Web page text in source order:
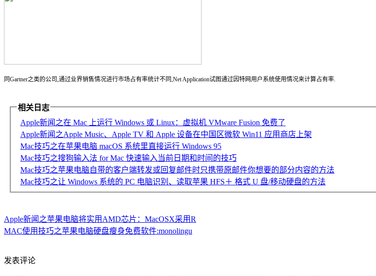
同Gartner之类的公司,通过业界销售情况进行市场占有率统计不同,Net Application试图通过因特网用户系统使用情况来计算占有率.
相关日志
Apple新闻之在 Mac 上运行 Windows 或 Linux：虚拟机 VMware Fusion 免费了
Apple新闻之Apple Music、Apple TV 和 Apple 设备在中国区微软 Win11 应用商店上架
Mac技巧之在苹果电脑 macOS 系统里直接运行 Windows 95
Mac技巧之搜狗输入法 for Mac 快速输入当前日期和时间的技巧
Mac技巧之苹果电脑自带的客户端转发或回复邮件时只携带原邮件你想要的部分内容的方法
Mac技巧之让 Windows 系统的 PC 电脑识别、读取苹果 HFS＋ 格式 U 盘/移动硬盘的方法
Apple新闻之苹果电脑将实用AMD芯片：MacOSX采用R
MAC使用技巧之苹果电脑硬盘瘦身免费软件:monolingu
发表评论